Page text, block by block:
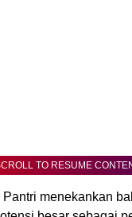
TO RESUME
Pantri menekankan